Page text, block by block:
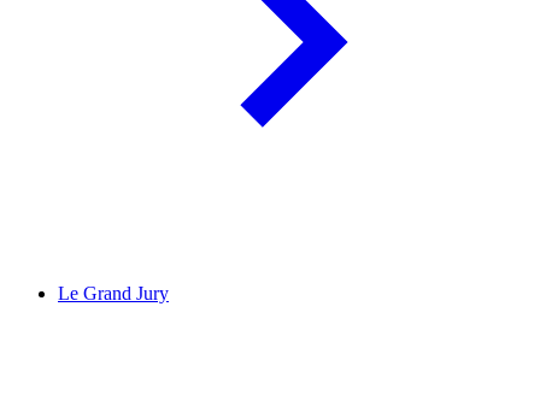
Le Grand Jury